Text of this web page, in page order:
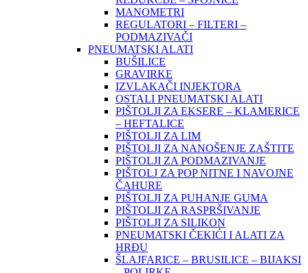
MANOMETRI
REGULATORI – FILTERI –
PODMAZIVAČI
PNEUMATSKI ALATI
BUŠILICE
GRAVIRKE
IZVLAKAČI INJEKTORA
OSTALI PNEUMATSKI ALATI
PIŠTOLJI ZA EKSERE – KLAMERICE
– HEFTALICE
PIŠTOLJI ZA LIM
PIŠTOLJI ZA NANOŠENJE ZAŠTITE
PIŠTOLJI ZA PODMAZIVANJE
PIŠTOLJ ZA POP NITNE I NAVOJNE
ČAHURE
PIŠTOLJI ZA PUHANJE GUMA
PIŠTOLJI ZA RASPRŠIVANJE
PIŠTOLJI ZA SILIKON
PNEUMATSKI ČEKIĆI I ALATI ZA
HRĐU
ŠLAJFARICE – BRUSILICE – BIJAKSI